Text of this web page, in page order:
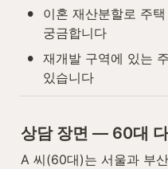
•
이혼 재산분할로 주
궁금합니다
• 재개발 구역에 있는
있습니다
상담 장면 — 60대
A 씨(60대)는 서울과 부